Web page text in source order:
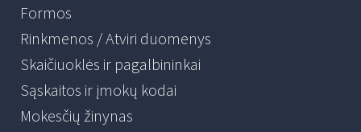
Formos
Rinkmenos / Atviri duomenys
Skaičiuoklės ir pagalbininkai
Sąskaitos ir įmokų kodai
Mokesčių žinynas